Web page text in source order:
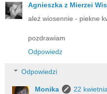
Agnieszka z Mierzei
ależ wiosennie - piekne
pozdrawiam
Odpowiedz
Odpowiedzi
Monika
22